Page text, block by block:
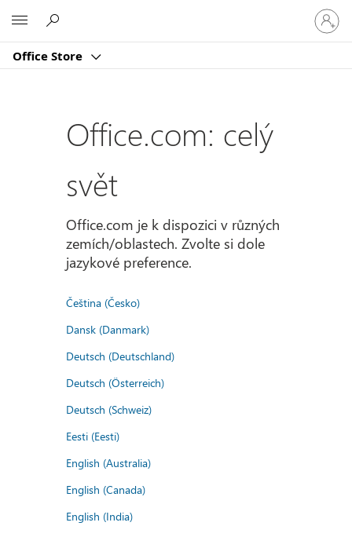
Office Store
se
ke
účtu
Office.com: celý
svět
Office.com je k dispozici v různých
zemích/oblastech. Zvolte si dole
jazykové preference.
Čeština (Česko)
Dansk (Danmark)
Deutsch (Deutschland)
Deutsch (Österreich)
Deutsch (Schweiz)
Eesti (Eesti)
English (Australia)
English (Canada)
English (India)